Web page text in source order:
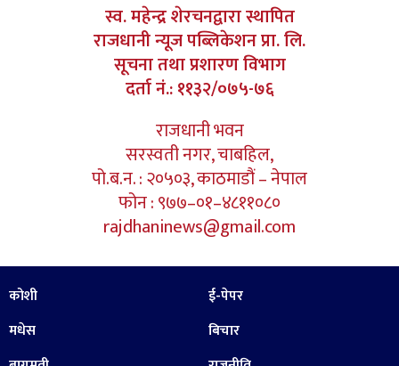
स्व. महेन्द्र शेरचनद्वारा स्थापित
राजधानी न्यूज पब्लिकेशन प्रा. लि.
सूचना तथा प्रशारण विभाग
दर्ता नं.: ११३२/०७५-७६
राजधानी भवन
सरस्वती नगर, चाबहिल,
पो.ब.न. : २०५०३, काठमाडौं – नेपाल
फोन : ९७७–०१–४८११०८०
rajdhaninews@gmail.com
कोशी
मधेस
ई-पेपर
बिचार